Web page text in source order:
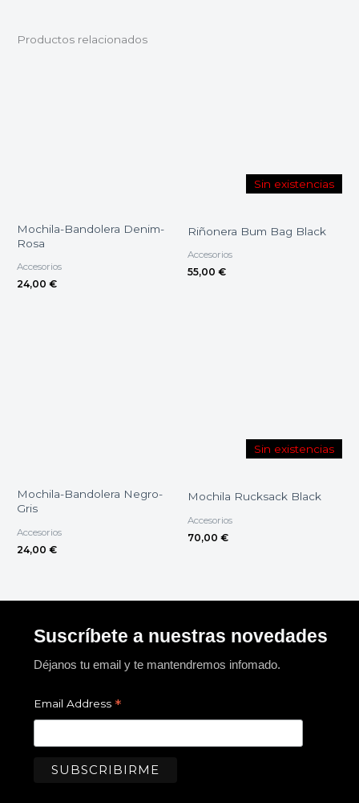
Productos relacionados
Mochila-Bandolera Denim-
Rosa
Accesorios
24,00 €
Sin existencias
Riñonera Bum Bag Black
Accesorios
55,00 €
Mochila-Bandolera Negro-
Gris
Accesorios
24,00 €
Sin existencias
Mochila Rucksack Black
Accesorios
70,00 €
Suscríbete a nuestras novedades
Déjanos tu email y te mantendremos infomado.
Email Address *